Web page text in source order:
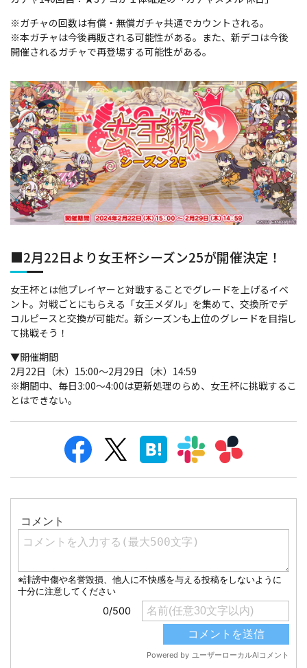
※ガチャの回数は有償・無償ガチャ共通でカウントされる。
※本ガチャは今後再販される可能性がある。また、新デコは今後
開催されるガチャで再登場する可能性がある。
■2月22日より女王杯シーズン25が開催決定！
女王杯とは他プレイヤーと対戦することでグレードを上げるイベ
ント。対戦ごとにもらえる「女王メダル」を集めて、交換所でデ
コルピースと交換が可能だ。新シーズンも上位のグレードを目指し
て挑戦そう！
▼開催期間
2月22日（木）15:00～2月29日（木）14:59
※期間中、毎日3:00～4:00は更新処理のらめ、女王杯に挑戦するこ
とはできない。